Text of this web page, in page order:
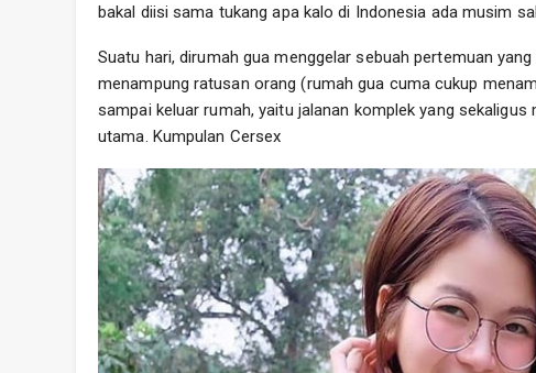
bakal diisi sama tukang apa kalo di Indonesia ada musim
Suatu hari, dirumah gua menggelar sebuah pertemuan
menampung ratusan orang (rumah gua cuma cukup
sampai keluar rumah, yaitu jalanan komplek yang
utama. Kumpulan Cersex